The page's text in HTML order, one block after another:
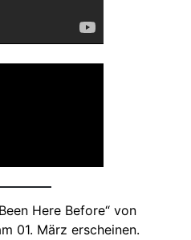
Here Before“ von
01. März erscheinen.